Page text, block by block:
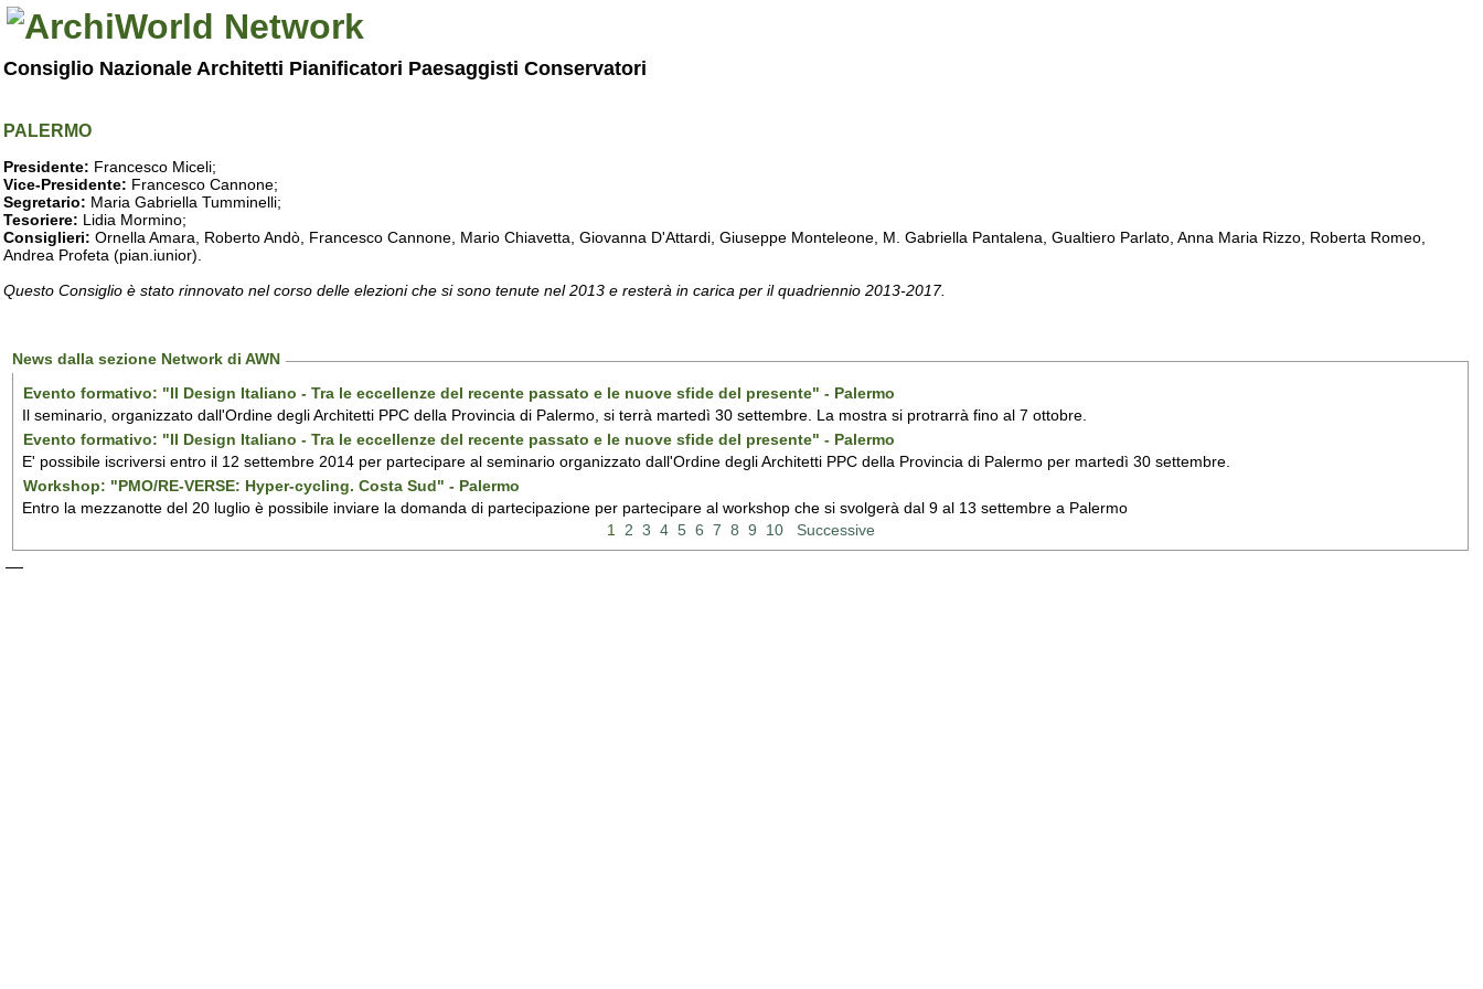
Consiglio Nazionale Architetti Pianificatori Paesaggisti Conservatori
PALERMO
Presidente: Francesco Miceli;
Vice-Presidente: Francesco Cannone;
Segretario: Maria Gabriella Tumminelli;
Tesoriere: Lidia Mormino;
Consiglieri: Ornella Amara, Roberto Andò, Francesco Cannone, Mario Chiavetta, Giovanna D'Attardi, Giuseppe Monteleone, M. Gabriella Pantalena, Gualtiero Parlato, Anna Maria Rizzo, Roberta Romeo,
Andrea Profeta (pian.iunior).
Questo Consiglio è stato rinnovato nel corso delle elezioni che si sono tenute nel 2013 e resterà in carica per il quadriennio 2013-2017.
News dalla sezione Network di AWN
Evento formativo: "Il Design Italiano - Tra le eccellenze del recente passato e le nuove sfide del presente" - Palermo
Il seminario, organizzato dall'Ordine degli Architetti PPC della Provincia di Palermo, si terrà martedì 30 settembre. La mostra si protrarrà fino al 7 ottobre.
Evento formativo: "Il Design Italiano - Tra le eccellenze del recente passato e le nuove sfide del presente" - Palermo
E' possibile iscriversi entro il 12 settembre 2014 per partecipare al seminario organizzato dall'Ordine degli Architetti PPC della Provincia di Palermo per martedì 30 settembre.
Workshop: "PMO/RE-VERSE: Hyper-cycling. Costa Sud" - Palermo
Entro la mezzanotte del 20 luglio è possibile inviare la domanda di partecipazione per partecipare al workshop che si svolgerà dal 9 al 13 settembre a Palermo
1
2 3 4 5 6 7 8 9 10 Successive